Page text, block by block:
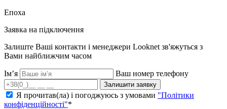
Епоха
Заявка на підключення
Залиште Ваші контакти і менеджери Looknet зв'яжуться з
Вами найближчим часом
Ім’я Ваш номер телефону
Залишити заявку
Я прочитав(ла) і погоджуюсь з умовами "Політики
конфіденційності"*